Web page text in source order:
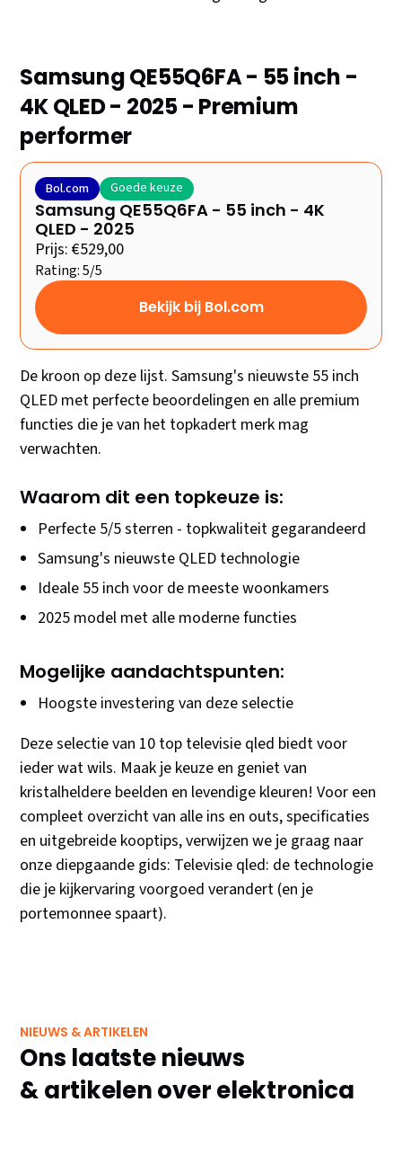
Samsung QE55Q6FA - 55 inch -
4K QLED - 2025 - Premium
performer
Bol.com Goede keuze
Samsung QE55Q6FA - 55 inch - 4K
QLED - 2025
Prijs: €529,00
Rating: 5/5
Bekijk bij Bol.com
De kroon op deze lijst. Samsung's nieuwste 55 inch
QLED met perfecte beoordelingen en alle premium
functies die je van het topkadert merk mag
verwachten.
Waarom dit een topkeuze is:
Perfecte 5/5 sterren - topkwaliteit gegarandeerd
Samsung's nieuwste QLED technologie
Ideale 55 inch voor de meeste woonkamers
2025 model met alle moderne functies
Mogelijke aandachtspunten:
Hoogste investering van deze selectie
Deze selectie van 10 top televisie qled biedt voor
ieder wat wils. Maak je keuze en geniet van
kristalheldere beelden en levendige kleuren! Voor een
compleet overzicht van alle ins en outs, specificaties
en uitgebreide kooptips, verwijzen we je graag naar
onze diepgaande gids: Televisie qled: de technologie
die je kijkervaring voorgoed verandert (en je
portemonnee spaart).
NIEUWS & ARTIKELEN
Ons laatste nieuws
& artikelen over elektronica